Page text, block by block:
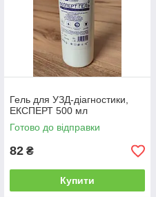
Гель для УЗД-діагностики,
ЕКСПЕРТ 500 мл
Готово до відправки
82 ₴
Купити